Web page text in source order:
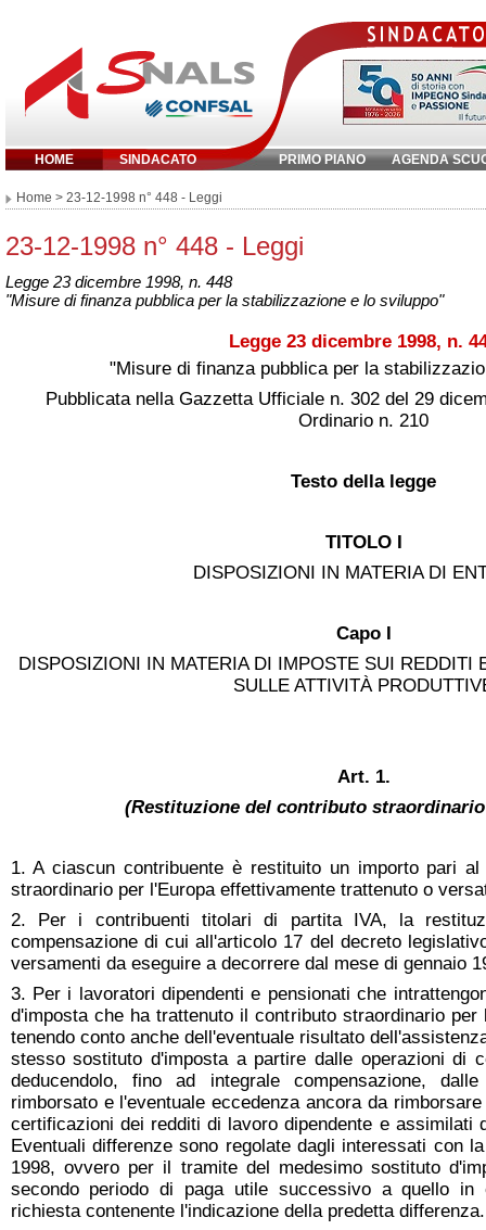
HOME SINDACATO PRIMO PIANO AGENDA
Inserisci parola chiave:
Home > 23-12-1998 n° 448 - Leggi
23-12-1998 n° 448 - Leggi
Legge 23 dicembre 1998, n. 448
"Misure di finanza pubblica per la stabilizzazione e lo sviluppo"
Legge 23 dicembre 1998, n.
"Misure di finanza pubblica per la
Pubblicata nella Gazzetta Ufficiale n. 302 del 29
Ordinario n. 210
Testo della legge
TITOLO I
DISPOSIZIONI IN MATERIA DI
Capo I
DISPOSIZIONI IN MATERIA DI IMPOSTE SUI REDDITI
SULLE ATTIVITÀ
Art. 1.
(Restituzione del contributo
1. A ciascun contribuente è restituito un importo pari
straordinario per l'Europa effettivamente trattenuto o
2. Per i contribuenti titolari di partita IVA, la
compensazione di cui all'articolo 17 del decreto
versamenti da eseguire a decorrere dal mese di gennaio
3. Per i lavoratori dipendenti e pensionati che
d'imposta che ha trattenuto il contributo straordinario per
tenendo conto anche dell'eventuale risultato
stesso sostituto d'imposta a partire dalle operazioni di
deducendolo, fino ad integrale compensazione,
rimborsato e l'eventuale eccedenza ancora da
certificazioni dei redditi di lavoro dipendente e assimilati
Eventuali differenze sono regolate dagli interessati con
1998, ovvero per il tramite del medesimo sostituto
secondo periodo di paga utile successivo a quello in
richiesta contenente l'indicazione della predetta differenza.